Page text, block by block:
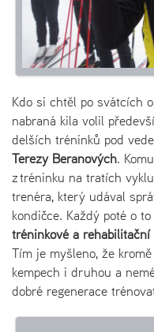
Kdo si chtěl po svátcích
nabraná kila volil
delších tréninků pod
Terezy Beranových.
z tréninku na tratích
trenéra, který udával
kondičce. Každý poté o
tréninkové a
Tím je myšleno, že
kempech i druhou a
dobré regenerace